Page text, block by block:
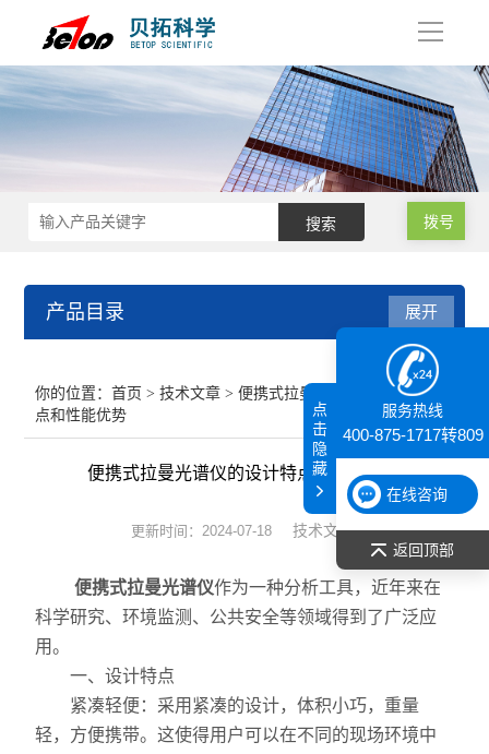
导
拨号
产品目录
纳米粒度仪
膜厚仪
表面张力仪
光谱部件及外设
拉曼光谱仪
差示/热重/差热/热分析
红外光谱（IR、傅立叶）
展开
你的位置：首页 >技术文章 > 便携式拉曼光谱仪的设计特
点和性能优势
便携式拉曼光谱仪的设计特点和性能优势
更新时间：2024-07-18 技术文章
便携式拉曼光谱仪作为一种分析工具，近年来在
科学研究、环境监测、公共安全等领域得到了广泛应
用。
一、设计特点
紧凑轻便：采用紧凑的设计，体积小巧，重量
轻，方便携带。这使得用户可以在不同的现场环境中
服务热线
400-875-1717转809
在线咨询
返回顶部
点
击
隐
藏